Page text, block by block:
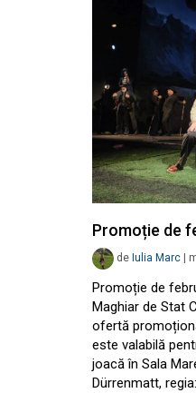
Promoție de
de Iulia Marc
Promoție de
Maghiar de Stat
ofertă
este valabilă
joacă în Sala
Dürrenmatt,